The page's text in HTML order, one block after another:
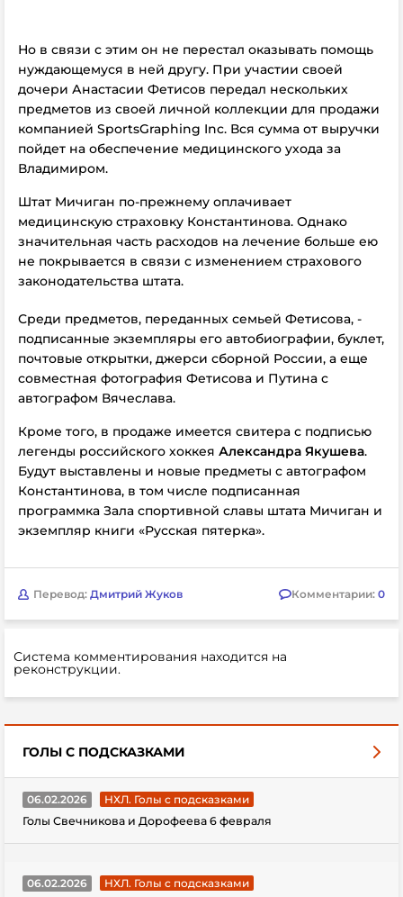
Но в связи с этим он не перестал оказывать помощь
нуждающемуся в ней другу. При участии своей
дочери Анастасии Фетисов передал нескольких
предметов из своей личной коллекции для продажи
компанией SportsGraphing Inc. Вся сумма от выручки
пойдет на обеспечение медицинского ухода за
Владимиром.
Штат Мичиган по-прежнему оплачивает
медицинскую страховку Константинова. Однако
значительная часть расходов на лечение больше ею
не покрывается в связи с изменением страхового
законодательства штата.
Среди предметов, переданных семьей Фетисова, -
подписанные экземпляры его автобиографии, буклет,
почтовые открытки, джерси сборной России, а еще
совместная фотография Фетисова и Путина с
автографом Вячеслава.
Кроме того, в продаже имеется свитера с подписью
легенды российского хоккея Александра Якушева.
Будут выставлены и новые предметы с автографом
Константинова, в том числе подписанная
программка Зала спортивной славы штата Мичиган и
экземпляр книги «Русская пятерка».
Перевод: Дмитрий Жуков Комментарии: 0
Система комментирования находится на
реконструкции.
ГОЛЫ С ПОДСКАЗКАМИ
06.02.2026
НХЛ. Голы с подсказками
Голы Свечникова и Дорофеева 6 февраля
06.02.2026
НХЛ. Голы с подсказками